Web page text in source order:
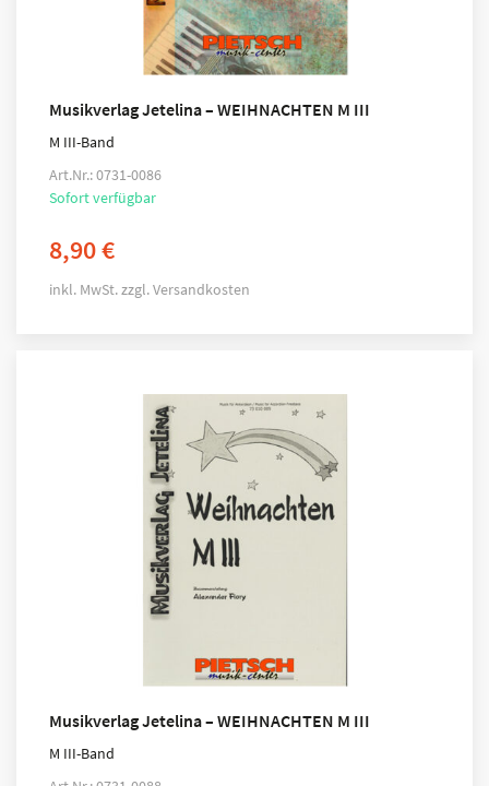
Musikverlag Jetelina – WEIHNACHTEN M III
M III-Band
Art.Nr.: 0731-0086
Sofort verfügbar
8,90€
inkl. MwSt. zzgl.Versandkosten
Musikverlag Jetelina – WEIHNACHTEN M III
M III-Band